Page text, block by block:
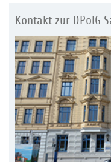
Kontakt zur DPolG